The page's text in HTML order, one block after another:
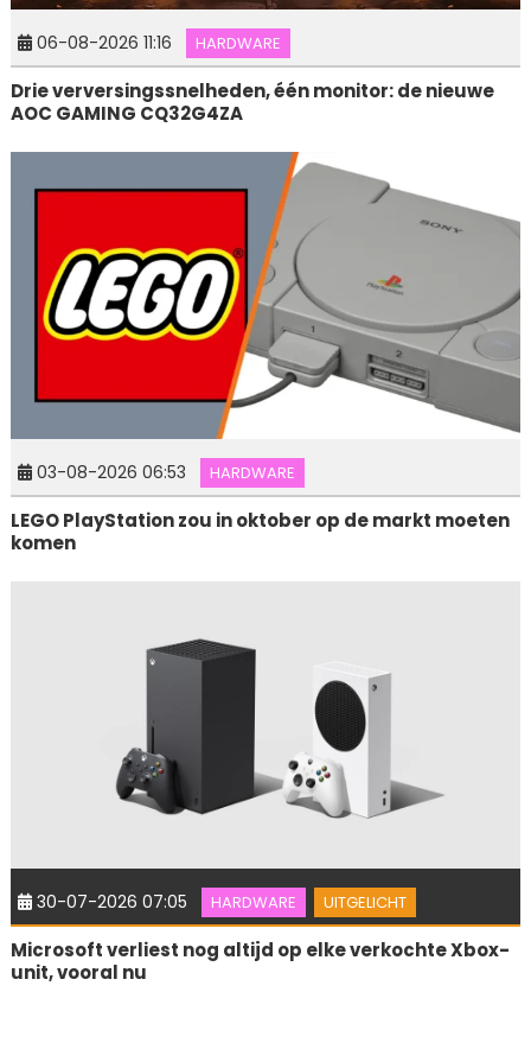
06-08-2026 11:16 HARDWARE
Drie verversingssnelheden, één monitor: de nieuwe
AOC GAMING CQ32G4ZA
03-08-2026 06:53 HARDWARE
LEGO PlayStation zou in oktober op de markt moeten
komen
30-07-2026 07:05 HARDWARE UITGELICHT
Microsoft verliest nog altijd op elke verkochte Xbox-
unit, vooral nu